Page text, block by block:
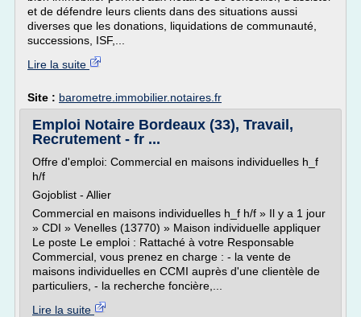
et de défendre leurs clients dans des situations aussi
diverses que les donations, liquidations de communauté,
successions, ISF,...
Lire la suite
Site : barometre.immobilier.notaires.fr
Emploi Notaire Bordeaux (33), Travail,
Recrutement - fr ...
Offre d'emploi: Commercial en maisons individuelles h_f
h/f
Gojoblist - Allier
Commercial en maisons individuelles h_f h/f » Il y a 1 jour
» CDI » Venelles (13770) » Maison individuelle appliquer
Le poste Le emploi : Rattaché à votre Responsable
Commercial, vous prenez en charge : - la vente de
maisons individuelles en CCMI auprès d'une clientèle de
particuliers, - la recherche foncière,...
Lire la suite